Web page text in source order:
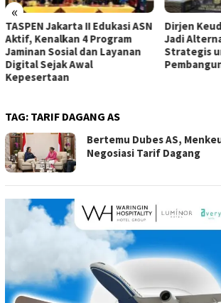
«
TASPEN Jakarta II Edukasi ASN
Aktif, Kenalkan 4 Program
Jaminan Sosial dan Layanan
Digital Sejak Awal
Kepesertaan
Dirjen
Jadi
Strategis
TAG: TARIF DAGANG AS
Bertemu Dubes AS,
Negosiasi Tarif Dagang